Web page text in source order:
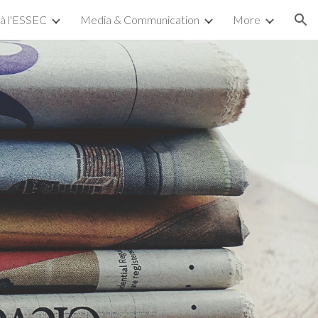
l'ESSEC Media & Communication More